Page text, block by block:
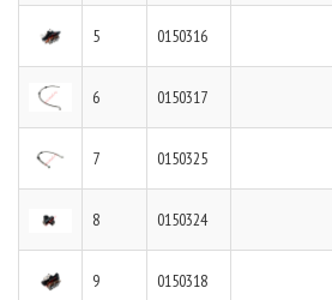
5 0150316
6 0150317
7 0150325
8 0150324
9 0150318